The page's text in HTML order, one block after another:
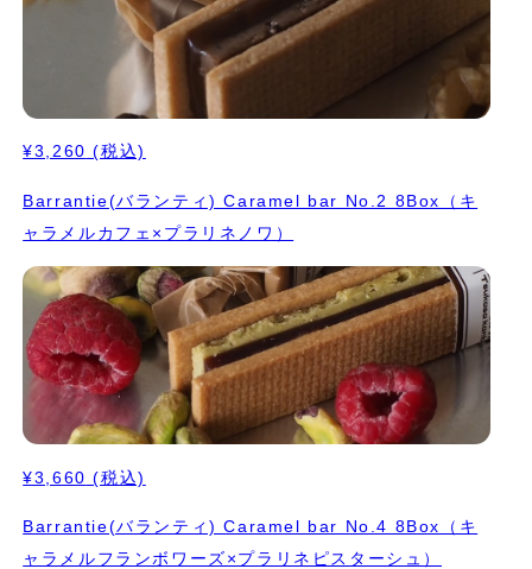
¥3,260 (税込)
Barrantie(バランティ) Caramel bar No.2 8Box（キ
ャラメルカフェ×プラリネノワ）
¥3,660 (税込)
Barrantie(バランティ) Caramel bar No.4 8Box（キ
ャラメルフランボワーズ×プラリネピスターシュ）